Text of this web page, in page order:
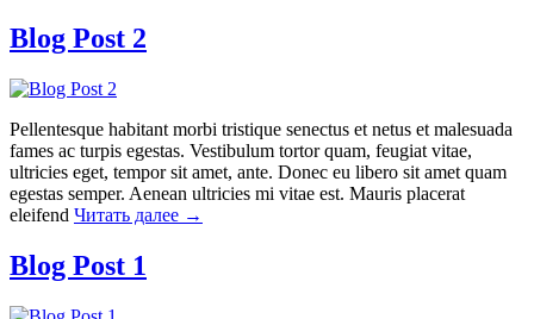
Blog Post 2
Pellentesque habitant morbi tristique senectus et netus et malesuada
fames ac turpis egestas. Vestibulum tortor quam, feugiat vitae,
ultricies eget, tempor sit amet, ante. Donec eu libero sit amet quam
egestas semper. Aenean ultricies mi vitae est. Mauris placerat
eleifend Читать далее →
Blog Post 1